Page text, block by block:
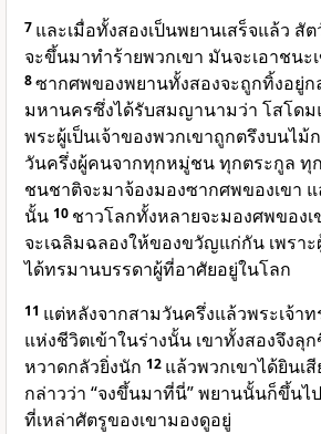
7 และเมื่อทั้งสองเป็นพยานเสร็จแล้ว สั
จะขึ้นมาทำร้ายพวกเขา มันจะเอาชนะ
8ซากศพของพยานทั้งสองจะถูกทิ้งอยู่
มหานครซึ่งได้รับสมญานามว่า โสโด
พระผู้เป็นเจ้าของพวกเขาถูกตรึงบนไม้
วันครึ่งผู้คนจากทุกหมู่ชน ทุกตระกูล ทุ
ชนชาติจะมาจ้องมองซากศพของเขา
นั้น 10 ชาวโลกทั้งหลายจะมองศพของ
จะเฉลิมฉลองให้ของขวัญแก่กัน เพราะ
ได้ทรมานบรรดาผู้ที่อาศัยอยู่ในโลก
11 แต่หลังจากสามวันครึ่งแล้วพระเจ้า
แห่งชีวิตเข้าในร่างนั้น เขาทั้งสองจึง
หวาดกลัวยิ่งนัก 12 แล้วพวกเขาได้ยินเ
กล่าวว่า “จงขึ้นมาที่นี่” พยานนั้นก็ขึ้น
ที่เหล่าศัตรูของเขามองดูอยู่